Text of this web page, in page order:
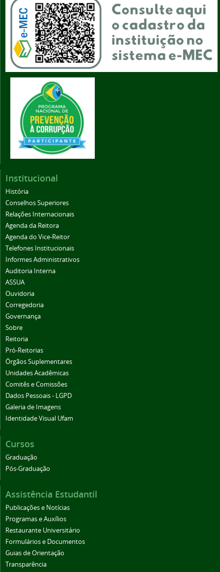
Institucional
História
Conselhos Superiores
Relações Internacionais
Agenda da Reitora
Agenda do Vice-Reitor
Telefones Institucionais
Informes Administrativos
Auditoria Interna
ASSUA
Ouvidoria
Corregedoria
Governança
Sobre
Reitoria
Pró-Reitorias
Órgãos Suplementares
Unidades Acadêmicas
Comitês e Comissões
Dados Pessoais - LGPD
Galeria de Imagens
Identidade Visual Ufam
Cursos
Graduação
Pós-Graduação
Assistência Estudantil
Publicações e Notícias
Programas e Auxílios
Restaurante Universitário
Formulários e Documentos
Guias de Orientação
Transparência